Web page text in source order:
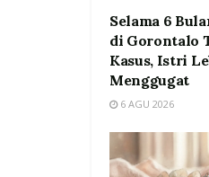
Selama 6
di Gorontalo
Kasus, Istri
Menggugat
6 AGU 2026